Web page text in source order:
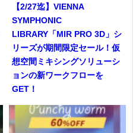
【2/27迄】VIENNA
SYMPHONIC
LIBRARY「MIR PRO 3D」シ
リーズが期間限定セール！仮
想空間ミキシングソリューシ
ョンの新ワークフローを
GET！